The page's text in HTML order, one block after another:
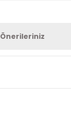
Önerileriniz